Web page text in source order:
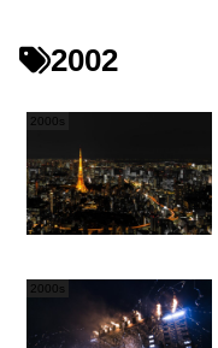
2002
2000s
2000s